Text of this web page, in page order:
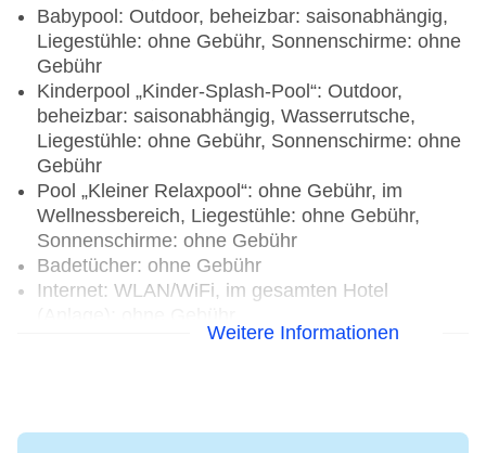
Babypool: Outdoor, beheizbar: saisonabhängig,
Liegestühle: ohne Gebühr, Sonnenschirme: ohne
Gebühr
Kinderpool „Kinder-Splash-Pool“: Outdoor,
beheizbar: saisonabhängig, Wasserrutsche,
Liegestühle: ohne Gebühr, Sonnenschirme: ohne
Gebühr
Pool „Kleiner Relaxpool“: ohne Gebühr, im
Wellnessbereich, Liegestühle: ohne Gebühr,
Sonnenschirme: ohne Gebühr
Badetücher: ohne Gebühr
Internet: WLAN/WiFi, im gesamten Hotel
Wäscheservice: gegen GebührWeitere Informationen